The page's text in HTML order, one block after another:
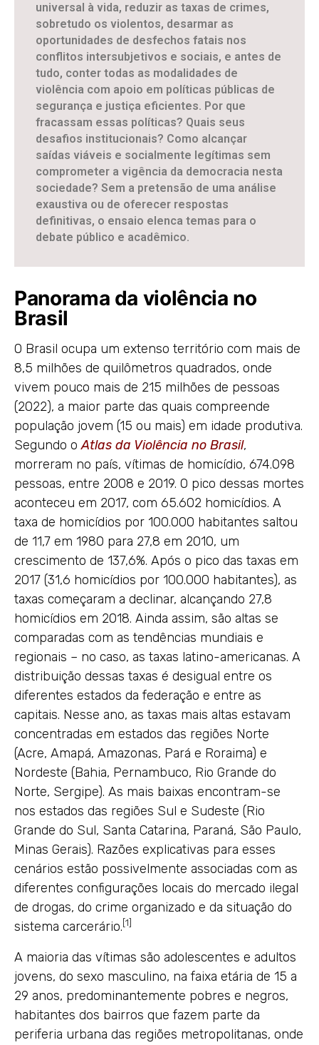
universal à vida, reduzir as taxas de crimes,
sobretudo os violentos, desarmar as
oportunidades de desfechos fatais nos
conflitos intersubjetivos e sociais, e antes de
tudo, conter todas as modalidades de
violência com apoio em políticas públicas de
segurança e justiça eficientes. Por que
fracassam essas políticas? Quais seus
desafios institucionais? Como alcançar
saídas viáveis e socialmente legítimas sem
comprometer a vigência da democracia nesta
sociedade? Sem a pretensão de uma análise
exaustiva ou de oferecer respostas
definitivas, o ensaio elenca temas para o
debate público e acadêmico.
Panorama da violência no
Brasil
O Brasil ocupa um extenso território com mais de
8,5 milhões de quilômetros quadrados, onde
vivem pouco mais de 215 milhões de pessoas
(2022), a maior parte das quais compreende
população jovem (15 ou mais) em idade produtiva.
Segundo oAtlas da Violência no Brasil,
morreram no país, vítimas de homicídio, 674.098
pessoas, entre 2008 e 2019. O pico dessas mortes
aconteceu em 2017, com 65.602 homicídios. A
taxa de homicídios por 100.000 habitantes saltou
de 11,7 em 1980 para 27,8 em 2010, um
crescimento de 137,6%. Após o pico das taxas em
2017 (31,6 homicídios por 100.000 habitantes), as
taxas começaram a declinar, alcançando 27,8
homicídios em 2018. Ainda assim, são altas se
comparadas com as tendências mundiais e
regionais – no caso, as taxas latino-americanas. A
distribuição dessas taxas é desigual entre os
diferentes estados da federação e entre as
capitais. Nesse ano, as taxas mais altas estavam
concentradas em estados das regiões Norte
(Acre, Amapá, Amazonas, Pará e Roraima) e
Nordeste (Bahia, Pernambuco, Rio Grande do
Norte, Sergipe). As mais baixas encontram-se
nos estados das regiões Sul e Sudeste (Rio
Grande do Sul, Santa Catarina, Paraná, São Paulo,
Minas Gerais). Razões explicativas para esses
cenários estão possivelmente associadas com as
diferentes configurações locais do mercado ilegal
de drogas, do crime organizado e da situação do
sistema carcerário.[1]
A maioria das vítimas são adolescentes e adultos
jovens, do sexo masculino, na faixa etária de 15 a
29 anos, predominantemente pobres e negros,
habitantes dos bairros que fazem parte da
periferia urbana das regiões metropolitanas, onde